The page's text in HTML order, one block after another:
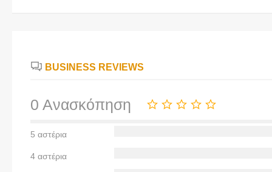
BUSINESS REVIEWS
0 Ανασκόπηση
5 αστέρια
4 αστέρια